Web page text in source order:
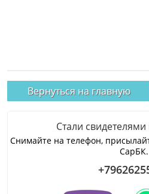
Вернуться на главную
Стали свидетелями
Снимайте на телефон,
СарБК.